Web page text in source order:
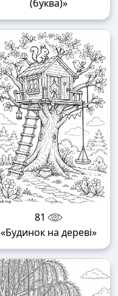
(буква)»
81
«Будинок на дереві»